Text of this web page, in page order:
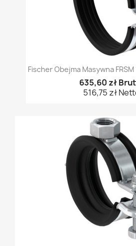
Fischer Obejma Masywna FRSM
635,60 zł
516,75 zł